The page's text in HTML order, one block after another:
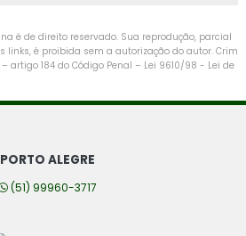
é de direito reservado. Sua reprodução, parcial
links, é proibida sem a autorização do autor. Crim
artigo 184 do Código Penal – Lei 9610/98 - Lei de
PORTO ALEGRE
(51) 99960-3717